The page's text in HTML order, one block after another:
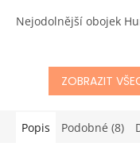
Nejodolnější obojek
ZOBRAZIT
Popis Podobné (8)